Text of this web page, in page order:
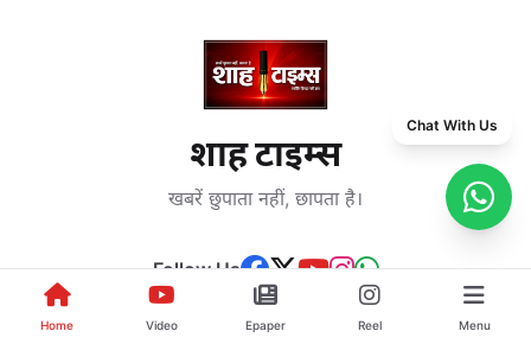
शाह टाइम्स
खबरें छुपाता नहीं, छापता है।
Follow Us
Home Video Epaper Reel Menu
Chat With Us